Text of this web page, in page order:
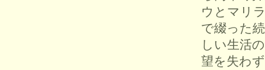
ウとマリ
で綴った
しい生活
望を失わ